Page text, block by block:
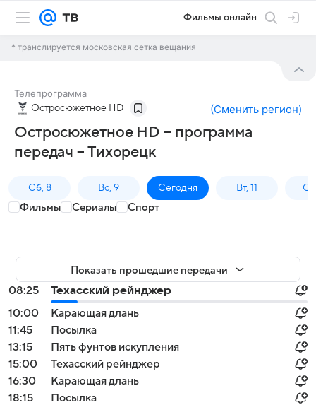
Фильмы онлайн
* транслируется московская сетка вещания
Телепрограмма
Остросюжетное HD (Сменить регион)
Остросюжетное HD – программа
передач – Тихорецк
Сб, 8 Вс, 9 Сегодня Вт, 11
Фильмы Сериалы Спорт
Показать прошедшие передачи
08:25
Техасский рейнджер
10:00
Карающая длань
11:45
Посылка
13:15
Пять фунтов искупления
15:00
Техасский рейнджер
16:30
Карающая длань
18:15
Посылка